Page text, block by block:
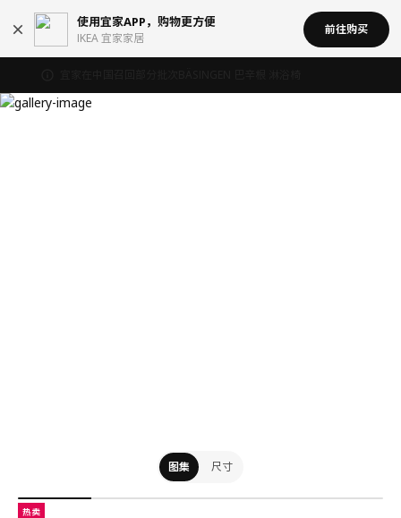
使用宜家APP，购物更方便
IKEA 宜家家居
前往购买
图集 尺寸
热卖